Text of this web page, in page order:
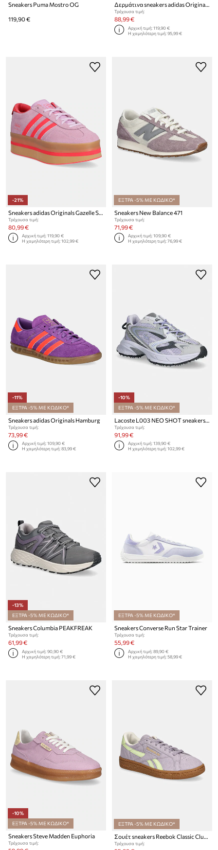
Sneakers Puma Mostro OG
119,90 €
Δερμάτινα sneakers adidas Originals Samba OG
Τρέχουσα τιμή:
88,99 €
Αρχική τιμή:119,90 €
Η χαμηλότερη τιμή:95,99 €
-21%
Τρέχουσα τιμή:
80,99 €
Αρχική τιμή:119,90 €
Η χαμηλότερη τιμή:102,99 €
ΕΞΤΡΑ -5% ΜΕ ΚΩΔΙΚΟ*
Sneakers New Balance 471
Τρέχουσα τιμή:
71,99 €
Αρχική τιμή:109,90 €
Η χαμηλότερη τιμή:76,99 €
-11%
ΕΞΤΡΑ -5% ΜΕ ΚΩΔΙΚΟ*
Sneakers adidas Originals Hamburg
Τρέχουσα τιμή:
73,99 €
Αρχική τιμή:109,90 €
Η χαμηλότερη τιμή:83,99 €
-10%
ΕΞΤΡΑ -5% ΜΕ ΚΩΔΙΚΟ*
Lacoste L003 NEO SHOT sneakers γυναικεία
Τρέχουσα τιμή:
91,99 €
Αρχική τιμή:139,90 €
Η χαμηλότερη τιμή:102,99 €
-13%
ΕΞΤΡΑ -5% ΜΕ ΚΩΔΙΚΟ*
Sneakers Columbia PEAKFREAK
Τρέχουσα τιμή:
61,99 €
Αρχική τιμή:90,90 €
Η χαμηλότερη τιμή:71,99 €
ΕΞΤΡΑ -5% ΜΕ ΚΩΔΙΚΟ*
Sneakers Converse Run Star Trainer
Τρέχουσα τιμή:
55,99 €
Αρχική τιμή:89,90 €
Η χαμηλότερη τιμή:58,99 €
-10%
ΕΞΤΡΑ -5% ΜΕ ΚΩΔΙΚΟ*
Sneakers Steve Madden Euphoria
Τρέχουσα τιμή:
ΕΞΤΡΑ -5% ΜΕ ΚΩΔΙΚΟ*
Σουέτ sneakers Reebok Classic Club C Grounds Uk
Τρέχουσα τιμή: